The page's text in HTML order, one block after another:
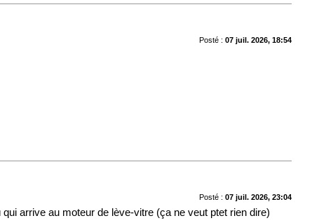
Posté : 07 juil. 2026, 18:54
Posté : 07 juil. 2026, 23:04
arrive au moteur de lève-vitre (ça ne veut ptet rien dire)